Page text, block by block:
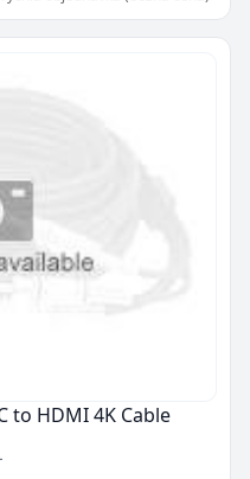
to HDMI 4K Cable